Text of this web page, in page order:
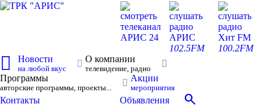
смотреть
телеканал
АРИС 24
слушать
радио
АРИС
102.5FM
слушать
радио
Хит FM
100.2FM
Новости
на любой вкус
О компании
телевидение, радио
Программы
авторские программы, проекты...
Акции
мероприятия
Контакты Объявления search